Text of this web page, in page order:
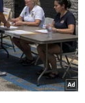
định
loại xe
khẩu
mức 3